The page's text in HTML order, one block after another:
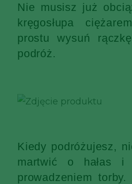
Nie musisz już
kręgosłupa
prostu wysuń
podróż.
Kiedy podróżujesz,
martwić o hałas i
prowadzeniem